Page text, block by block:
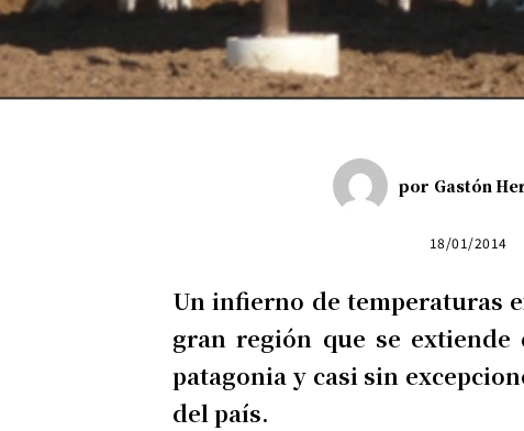
por Gastón
18/01/2014
Un infierno de temperaturas
gran región que se
patagonia y casi sin
del país.